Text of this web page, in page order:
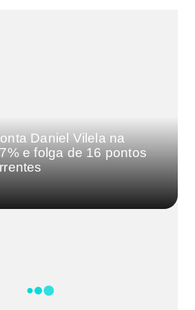
Daniel Vilela na
e folga de 16 pontos